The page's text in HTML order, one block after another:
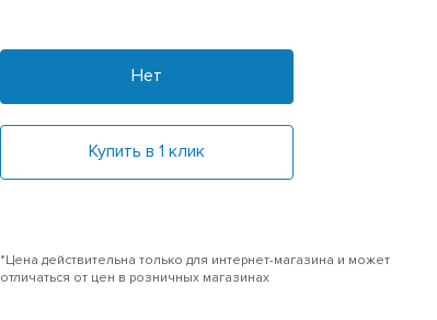
Нет
Купить в 1 клик
*Цена действительна только для интернет-магазина и может
отличаться от цен в розничных магазинах